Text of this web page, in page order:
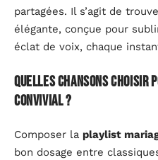
partagées. Il s’agit de
élégante, conçue pour
éclat de voix, chaque
Quelles chansons choisir
convivial ?
Composer la playlist
bon dosage entre